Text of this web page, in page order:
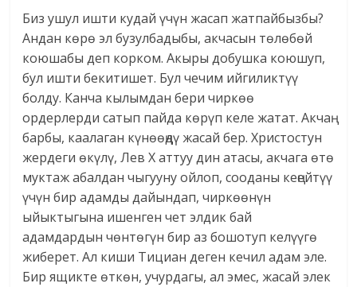
Биз ушул ишти кудай үчүн жасап жатпайбызбы?
Андан көрө эл бузулбадыбы, акчасын төлөбөй
коюшабы деп корком. Акыры добушка коюшуп,
бул ишти бекитишет. Бул чечим ийгиликтүү
болду. Канча кылымдан бери чиркөө
ордерлерди сатып пайда көрүп келе жатат. Акчаң
барбы, каалаган күнөөңдү жасай бер. Христостун
жердеги өкүлү, Лев Х аттуу дин атасы, акчага өтө
муктаж абалдан чыгууну ойлоп, сооданы кеңейтүү
үчүн бир адамды дайындап, чиркөөнүн
ыйыктыгына ишенген чет элдик бай
адамдардын чөнтөгүн бир аз бошотуп келүүгө
жиберет. Ал киши Тициан деген кечил адам эле.
Бир ящикте өткөн, учурдагы, ал эмес, жасай элек